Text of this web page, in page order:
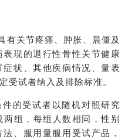
有关节疼痛、肿胀、晨僵及
现的退行性骨性关节健康
状、其他疾病情况、量表
受试者纳入及排除标准。
的受试者以随机对照研究
两组，每组人数相同，性别
、服用量服用受试产品，